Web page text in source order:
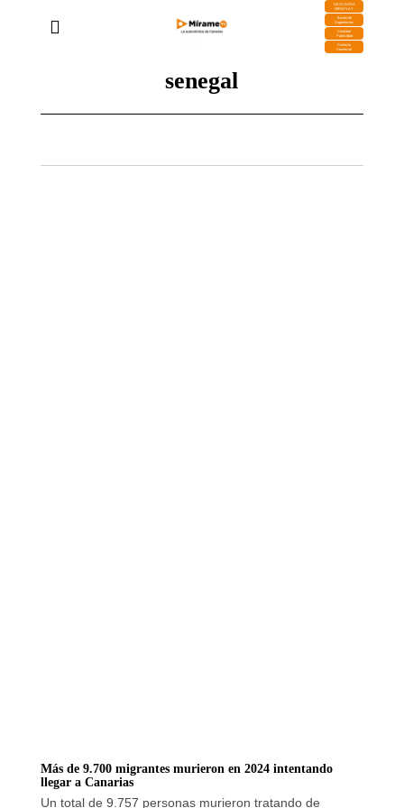
DESCARGA
MIRAPLAY
Buzón de
Sugerencias
Contratar
Publicidad
Contacto
Comercial
senegal
Más de 9.700 migrantes murieron en 2024 intentando
llegar a Canarias
Un total de 9.757 personas murieron tratando de